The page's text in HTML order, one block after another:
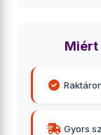
Miért
Gyors